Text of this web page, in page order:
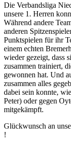
Die Verbandsliga
unsere 1. Herren
Während andere
anderen
Punktspielen für ihr
einem echten
wieder gezeigt, dass
zusammen trainiert,
gewonnen hat. Und
zusammen alles
dabei sein konnte,
Peter) oder gegen
mitgekämpft.
Glückwunsch an
!